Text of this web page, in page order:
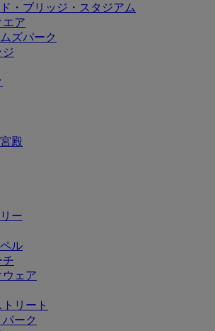
・ブリッジ・スタジアム
エア
ズパーク
ジ
殿
ー
ル
チ
ウェア
リート
ーク